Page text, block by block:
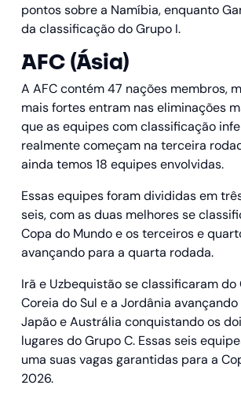
pontos sobre a Namíbia, enquanto
da classificação do Grupo I.
AFC (Ásia)
A AFC contém 47 nações membros,
mais fortes entram nas eliminações
que as equipes com classificação
realmente começam na terceira
ainda temos 18 equipes envolvidas.
Essas equipes foram divididas em
seis, com as duas melhores se
Copa do Mundo e os terceiros e
avançando para a quarta rodada.
Irã e Uzbequistão se classificaram do
Coreia do Sul e a Jordânia avançando
Japão e Austrália conquistando os
lugares do Grupo C. Essas seis
uma suas vagas garantidas para a
2026.